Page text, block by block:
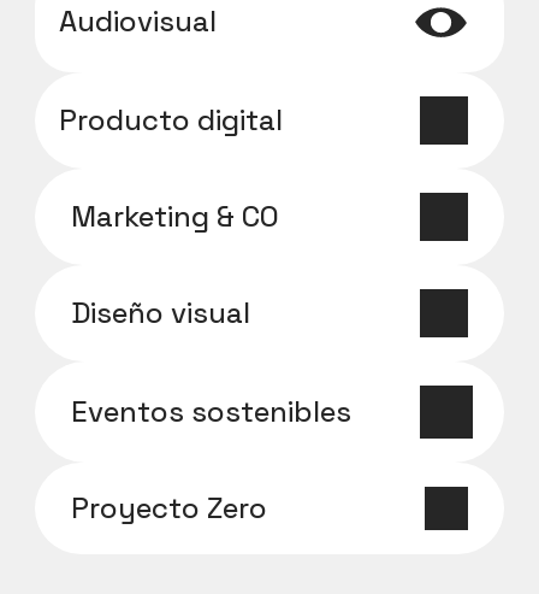
Audiovisual
Producto digital
Marketing & CO
Diseño visual
Eventos sostenibles
Proyecto Zero